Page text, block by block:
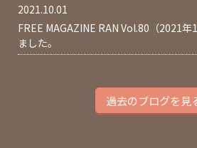
2021.10.01
FREE MAGAZINE RAN Vol.80（2021
ました。
過去のブログを見